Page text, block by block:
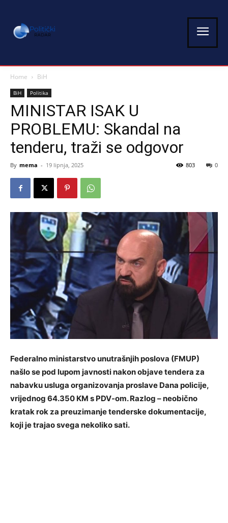
Home BiH
BiH Politika
MINISTAR ISAK U
PROBLEMU: Skandal na
tenderu, traži se odgovor
By mema - 19 lipnja, 2025 0
803
Federalno ministarstvo unutrašnjih poslova (FMUP)
našlo se pod lupom javnosti nakon objave tendera za
nabavku usluga organizovanja proslave Dana policije,
vrijednog 64.350 KM s PDV-om. Razlog – neobično
kratak rok za preuzimanje tenderske dokumentacije,
koji je trajao svega nekoliko sati.